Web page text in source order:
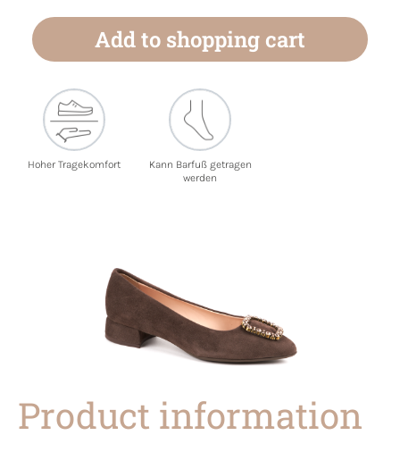
Add to shopping cart
Hoher Tragekomfort
Kann Barfuß getragen
werden
Product information